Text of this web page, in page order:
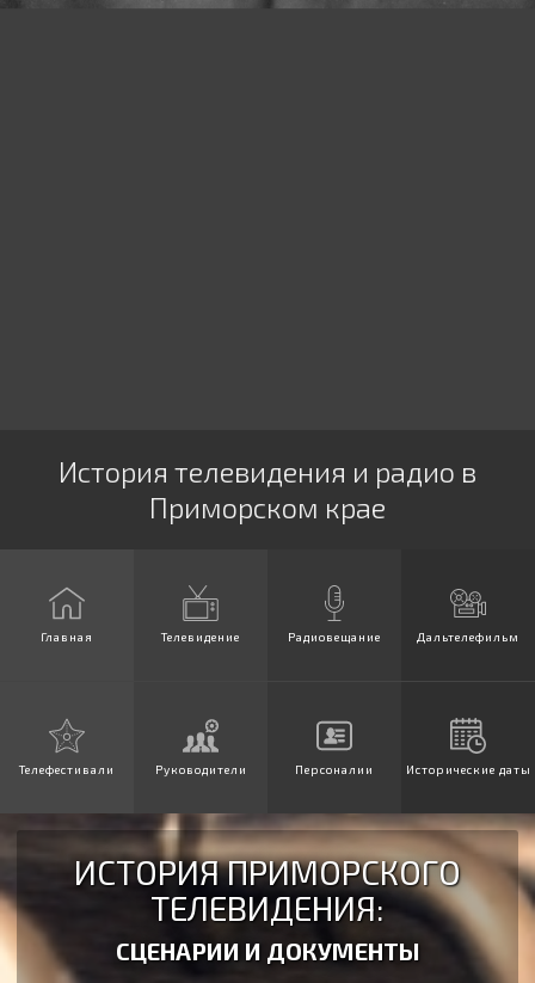
История телевидения и радио в
Приморском крае
Главная Телевидение Радиовещание Дальтелефильм
Телефестивали Руководители Персоналии Исторические даты
ИСТОРИЯ ПРИМОРСКОГО
ТЕЛЕВИДЕНИЯ:
СЦЕНАРИИ И ДОКУМЕНТЫ